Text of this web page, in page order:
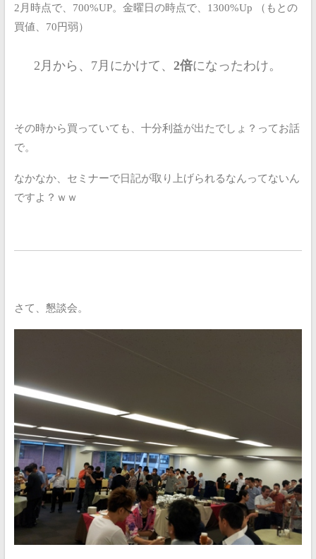
2月時点で、700%UP。金曜日の時点で、1300%Up （もとの
買値、70円弱）
2月から、7月にかけて、2倍になったわけ。
その時から買っていても、十分利益が出たでしょ？ってお話
で。
なかなか、セミナーで日記が取り上げられるなんってないん
ですよ？ｗｗ
さて、懇談会。